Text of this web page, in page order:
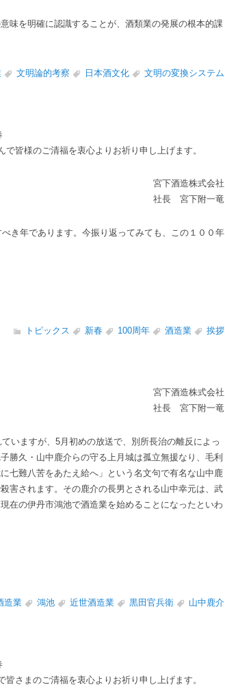
味を明確に認識することが、酒類業の発展の根本的課
文明論的考察 日本酒文化 文明の変換システム
皆様のご清福を衷心よりお祈り申し上げます。
宮下酒造株式会社
社長 宮下附一竜
き年であります。今振り返ってみても、この１００年
トピックス 新春 100周年 酒造業 挨拶
宮下酒造株式会社
社長 宮下附一竜
いますが、5月初めの放送で、別所長治の離反によっ
勝久・山中鹿介らの守る上月城は孤立無援なり、毛利
七難八苦をあたえ給へ」という名文句で有名な山中鹿
害されます。その鹿介の長男とされる山中幸元は、武
在の伊丹市鴻池で酒造業を始めることになったといわ
造業 鴻池 近世酒造業 黒田官兵衛 山中鹿介
さまのご清福を衷心よりお祈り申し上げます。